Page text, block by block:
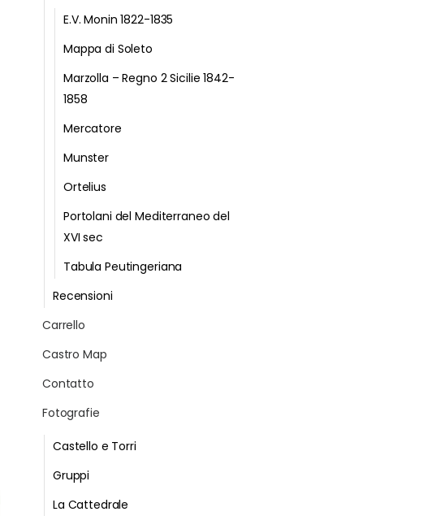
E.V. Monin 1822-1835
Mappa di Soleto
Marzolla – Regno 2 Sicilie 1842-
1858
Mercatore
Munster
Ortelius
Portolani del Mediterraneo del
XVI sec
Tabula Peutingeriana
Recensioni
Carrello
Castro Map
Contatto
Fotografie
Castello e Torri
Gruppi
La Cattedrale